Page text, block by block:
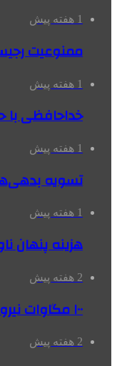
1 هفته پیش
ممنوعیت
1 هفته پیش
خداحافظی با
1 هفته پیش
تسویه بدهی‌های صنعت
1 هفته پیش
هزینه پنهان
2 هفته پیش
۱۰۰ مگاوات نیروگاه‌ خورشیدی این هفته وارد مدار می‌شود
2 هفته پیش